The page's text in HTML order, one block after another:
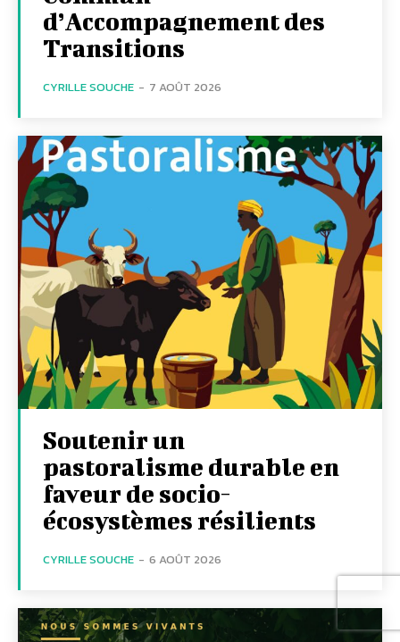
dialogue et la
coopération avec un
Commun
d’Accompagnement des
CYRILLE SOUCHE - 7 AOÛT 2026
Soutenir un
pastoralisme durable en
faveur de socio-
CYRILLE SOUCHE - 6 AOÛT 2026